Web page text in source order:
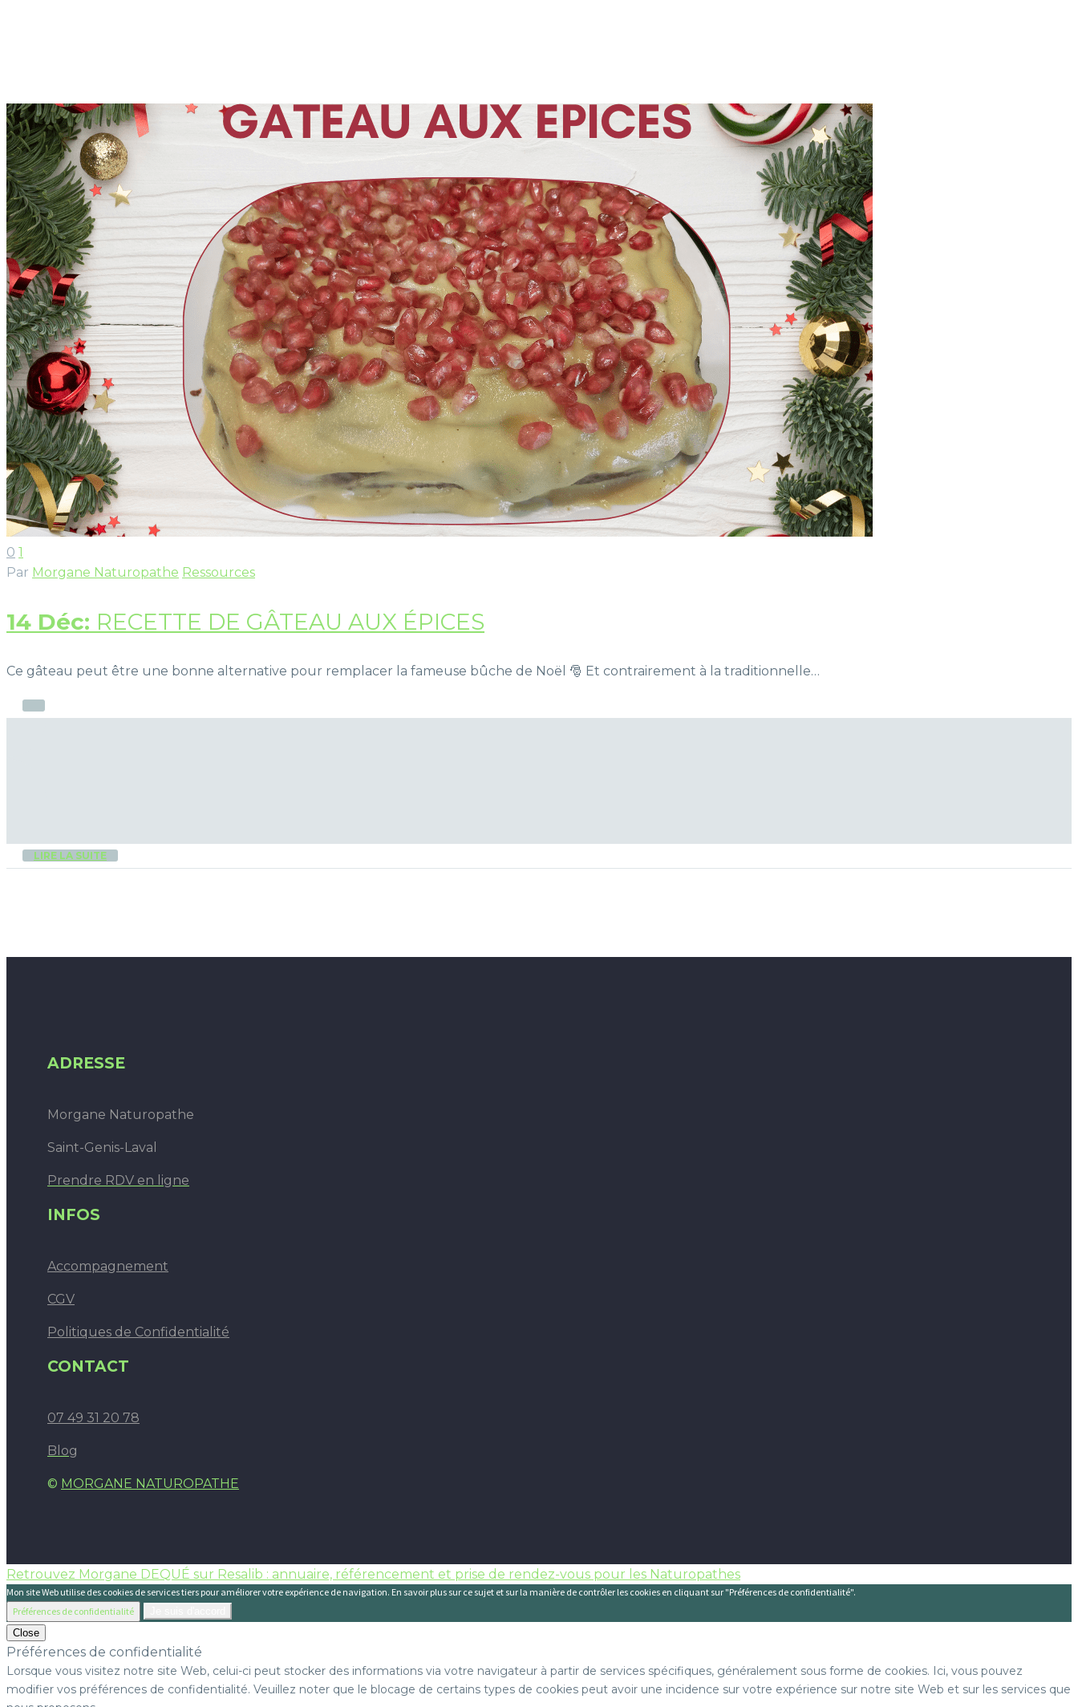
0 1
Par Morgane Naturopathe Ressources
14 Déc: RECETTE DE GÂTEAU AUX ÉPICES
Ce gâteau peut être une bonne alternative pour remplacer la fameuse bûche de Noël 🎅 Et contrairement à la traditionnelle…
LIRE LA SUITE
ADRESSE
Morgane Naturopathe
Saint-Genis-Laval
Prendre RDV en ligne
INFOS
Accompagnement
CGV
Politiques de Confidentialité
CONTACT
07 49 31 20 78
Blog
© MORGANE NATUROPATHE
Retrouvez Morgane DEQUÉ sur Resalib : annuaire, référencement et prise de rendez-vous pour les Naturopathes
Mon site Web utilise des cookies de services tiers pour améliorer votre expérience de navigation. En savoir plus sur ce sujet et sur la manière de contrôler les cookies en cliquant sur "Préférences de confidentialité".
Préférences de confidentialité
Close
Préférences de confidentialité
Lorsque vous visitez notre site Web, celui-ci peut stocker des informations via votre navigateur à partir de services spécifiques, généralement sous forme de cookies. Ici, vous pouvez
modifier vos préférences de confidentialité. Veuillez noter que le blocage de certains types de cookies peut avoir une incidence sur votre expérience sur notre site Web et sur les services que